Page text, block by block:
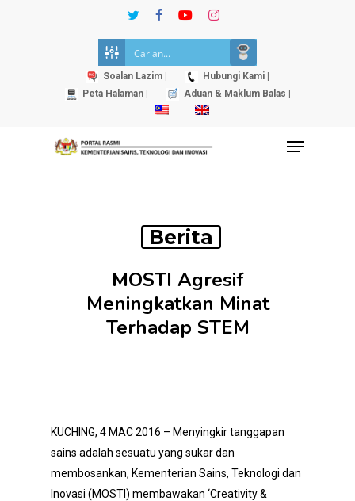
twitterfacebookyoutubeinstagram
Soalan Lazim |
Hubungi Kami |
Peta Halaman |
Aduan & Maklum Balas |
Menu
Berita
MOSTI Agresif
Meningkatkan Minat
Terhadap STEM
KUCHING, 4 MAC 2016 – Menyingkir tanggapan
sains adalah sesuatu yang sukar dan
membosankan, Kementerian Sains, Teknologi dan
Inovasi (MOSTI) membawakan ‘Creativity &